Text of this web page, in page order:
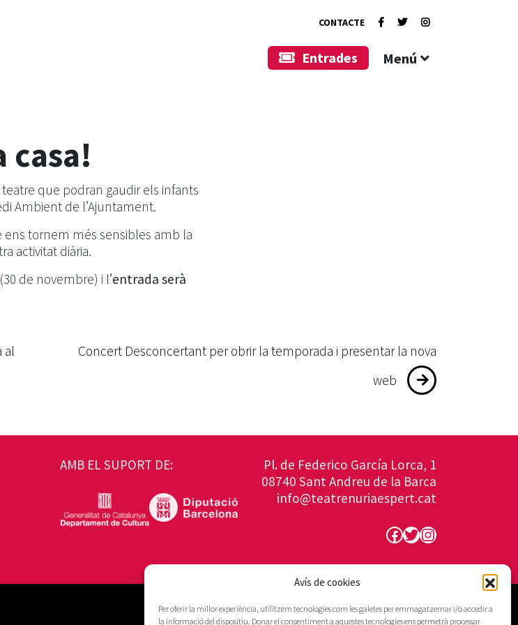
Avís de cookies
Per oferir la millor experiència, utilitzem tecnologies com les galetes per emmagatzemar i/o accedir a
la informació del dispositiu. Donar el consentiment a aquestes tecnologies ens permetrà processar
CONTACTE
Entrades Menú
casa!
que podran gaudir els infants
Ambient de l’Ajuntament.
ens tornem més sensibles amb la
activitat diària.
de novembre) i l’entrada serà
al
Concert Desconcertant per obrir la temporada i presentar la nova
web
AMB EL SUPORT DE:
Pl. de Federico García Lorca, 1
08740 Sant Andreu de la Barca
info@teatrenuriaespert.cat
Facebook
Twitter
Instagram